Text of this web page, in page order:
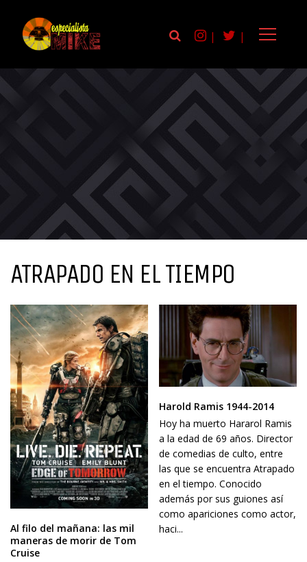
| |
ATRAPADO EN EL TIEMPO
Al filo del mañana: las mil
maneras de morir de Tom
Cruise
Harold Ramis 1944-2014
Hoy ha muerto Hararol Ramis
a la edad de 69 años. Director
de comedias de culto, entre
las que se encuentra Atrapado
en el tiempo. Conocido
además por sus guiones así
como apariciones como actor,
haci...